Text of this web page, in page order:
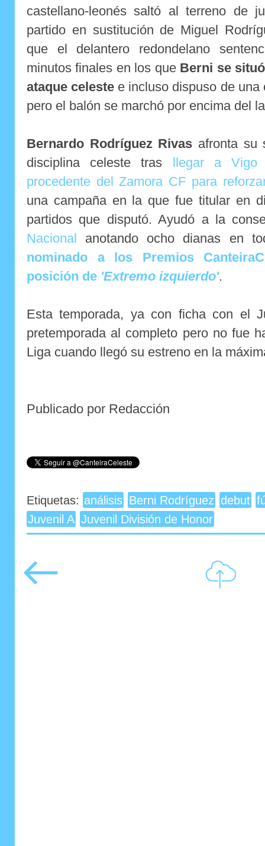
castellano-leonés saltó al terreno de
partido en sustitución de Miguel
que el delantero redondelano
minutos finales en los que Berni se
ataque celeste e incluso dispuso de una
pero el balón se marchó por encima del
Bernardo Rodríguez Rivas afronta su
disciplina celeste tras
llegar a
procedente del Zamora CF para
una campaña en la que fue titular en
partidos que disputó. Ayudó a la
Nacional
anotando ocho dianas en
nominado a los Premios
posición de 'Extremo izquierdo'.
Esta temporada, ya con ficha con el
pretemporada al completo pero no fue
Liga cuando llegó su estreno en la
Publicado por Redacción
Etiquetas: análisis Berni Rodríguez debut
Juvenil A Juvenil División de Honor